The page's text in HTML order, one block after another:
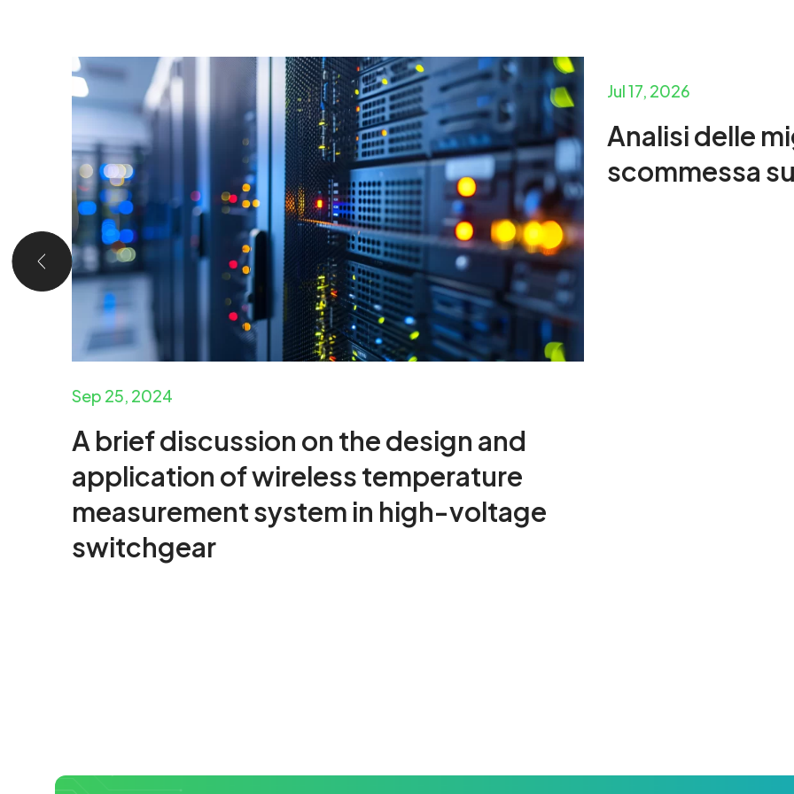
Sep 25, 2024
A brief discussion on the design and
application of wireless temperature
measurement system in high-voltage
switchgear
Jul 17, 2026
Analisi delle
scommessa